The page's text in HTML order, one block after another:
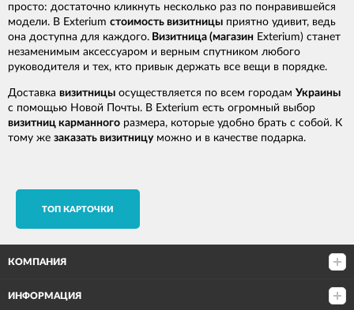
просто: достаточно кликнуть несколько раз по понравившейся
модели. В Exterium стоимость визитницы приятно удивит, ведь
она доступна для каждого. Визитница (магазин Exterium) станет
незаменимым аксессуаром и верным спутником любого
руководителя и тех, кто привык держать все вещи в порядке.
Доставка визитницы осуществляется по всем городам Украины
с помощью Новой Почты. В Exterium есть огромный выбор
визитниц карманного размера, которые удобно брать с собой. К
тому же заказать визитницуможно и в качестве подарка.
TОП КАРТОЧКИ
КОМПАНИЯ
ИНФОРМАЦИЯ